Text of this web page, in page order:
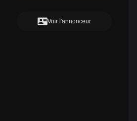
contact_mailVoir l'annonceur